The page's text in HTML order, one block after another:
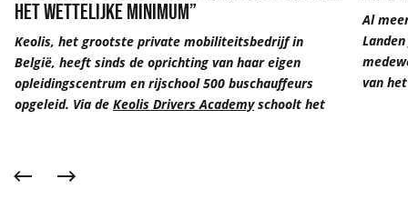
wettelijke
minimum”
HET WETTELIJKE MINIMUM”
Keolis, het grootste private mobiliteitsbedrijf in
België, heeft sinds de oprichting van haar eigen
opleidingscentrum en rijschool 500 buschauffeurs
opgeleid. Via de Keolis Drivers Academyschoolt het
Al
van
Volgende